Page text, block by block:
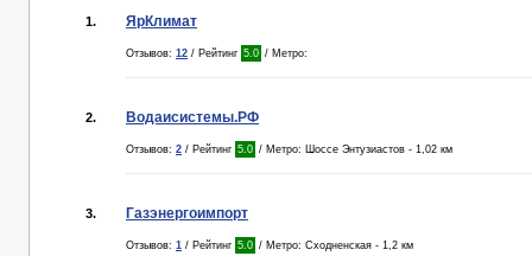
1. ЯрКлимат
Отзывов: 12 / Рейтинг 5.0 / Метро:
2. Водаисистемы.РФ
Отзывов: 2 / Рейтинг 5.0 / Метро: Шоссе Энтузиастов - 1,02 км
3. Газэнергоимпорт
Отзывов: 1 / Рейтинг 5.0 / Метро: Сходненская - 1,2 км